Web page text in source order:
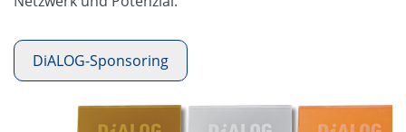
DiALOG-Sponsoring